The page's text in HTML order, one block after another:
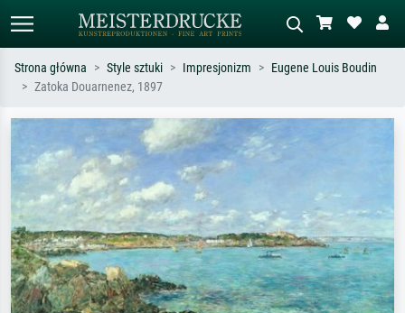
Szukaj wg artysty, tytułu lub stylu – np.
Monet, Gwiaździsta noc,
impresjonizm, fala Hokusaia, akt.
Opisz scenę – np. zielona łąka,
abstrakcja z czerwienią, ciemny olej,
stojący akt obok drzewa.
Strona główna Style sztuki Impresjonizm
Eugene Louis Boudin
Zatoka Douarnenez, 1897